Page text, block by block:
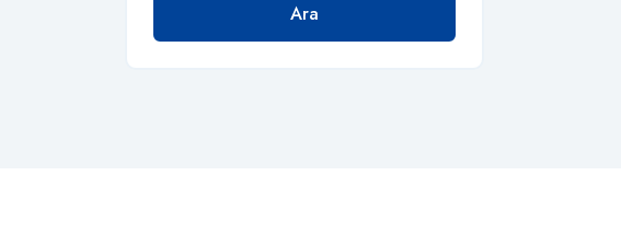
Ara